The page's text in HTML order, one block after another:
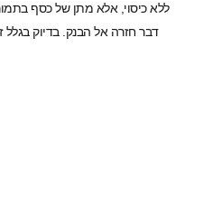
ללא כיסוי, אלא מתן של כסף
דבר חזרה אל הבנק. בדיוק בגלל